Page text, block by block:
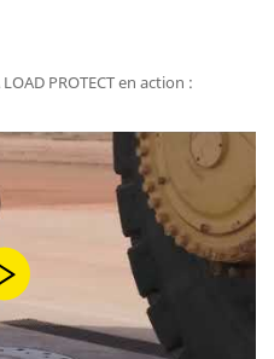
PROTECT en action :